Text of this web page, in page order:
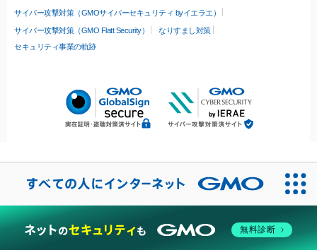
サイバー攻撃対策（GMOサイバーセキュリティ byイエラエ）
サイバー攻撃対策（GMO Flatt Security）
なりすまし対策
セキュリティ事業の軌跡
無料診断